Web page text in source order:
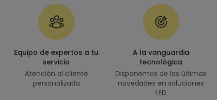
Equipo de expertos a tu
servicio
Atención al cliente
personalizada
A la vanguardia
tecnológica
Disponemos de las últimas
novedades en soluciones
LED